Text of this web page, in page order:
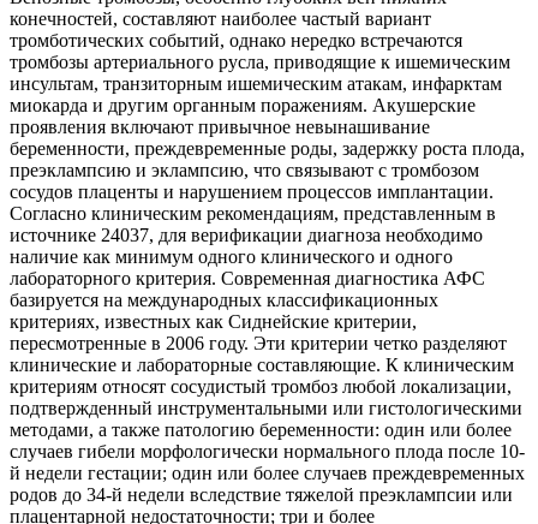
конечностей, составляют наиболее частый вариант
тромботических событий, однако нередко встречаются
тромбозы артериального русла, приводящие к ишемическим
инсультам, транзиторным ишемическим атакам, инфарктам
миокарда и другим органным поражениям. Акушерские
проявления включают привычное невынашивание
беременности, преждевременные роды, задержку роста плода,
преэклампсию и эклампсию, что связывают с тромбозом
сосудов плаценты и нарушением процессов имплантации.
Согласно клиническим рекомендациям, представленным в
источнике 24037, для верификации диагноза необходимо
наличие как минимум одного клинического и одного
лабораторного критерия. Современная диагностика АФС
базируется на международных классификационных
критериях, известных как Сиднейские критерии,
пересмотренные в 2006 году. Эти критерии четко разделяют
клинические и лабораторные составляющие. К клиническим
критериям относят сосудистый тромбоз любой локализации,
подтвержденный инструментальными или гистологическими
методами, а также патологию беременности: один или более
случаев гибели морфологически нормального плода после 10-
й недели гестации; один или более случаев преждевременных
родов до 34-й недели вследствие тяжелой преэклампсии или
плацентарной недостаточности; три и более